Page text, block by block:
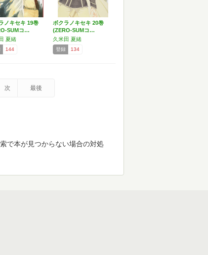
ノキセキ 19巻
SUMコ…
夏緒
144
ボクラノキセキ 20巻
(ZERO-SUMコ…
久米田 夏緒
登録 134
次 最後
で本が見つからない場合の対処